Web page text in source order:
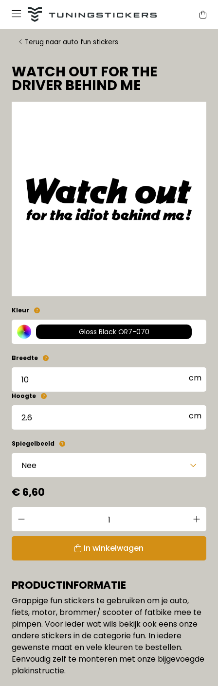
Terug naar auto fun stickers
WATCH OUT FOR THE
DRIVER BEHIND ME
Kleur
Gloss Black OR7-070
Breedte
Hoogte
Spiegelbeeld
€ 6,60
In winkelwagen
PRODUCTINFORMATIE
Grappige fun stickers te gebruiken om je auto,
fiets, motor, brommer/ scooter of fatbike mee te
pimpen. Voor ieder wat wils bekijk ook eens onze
andere stickers in de categorie fun. In iedere
gewenste maat en vele kleuren te bestellen.
Eenvoudig zelf te monteren met onze bijgevoegde
plakinstructie.